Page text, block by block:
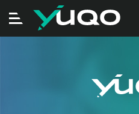
Navigation
ein/ausschalten